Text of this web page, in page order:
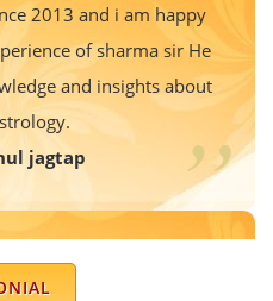
2013 and i am happy
of sharma sir He
and insights about
jagtap
confidently say that he